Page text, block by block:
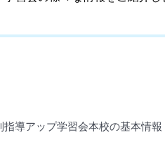
指導アップ学習会本校の基本情報